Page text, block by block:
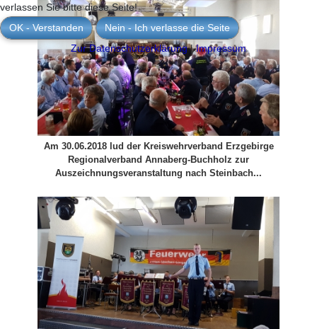
Am 30.06.2018 lud der Kreiswehrverband Erzgebirge
Regionalverband Annaberg-Buchholz zur
Auszeichnungsveranstaltung nach Steinbach...
verlassen Sie bitte diese Seite!
OK - Verstanden
Nein - Ich verlasse die Seite
Zur Datenschutzerklärung|Impressum